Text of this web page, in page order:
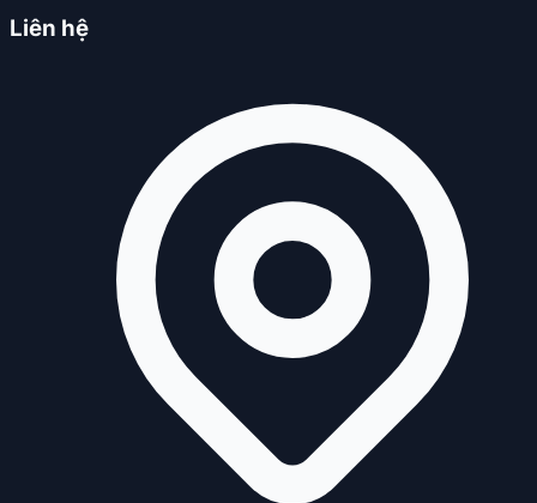
Liên hệ